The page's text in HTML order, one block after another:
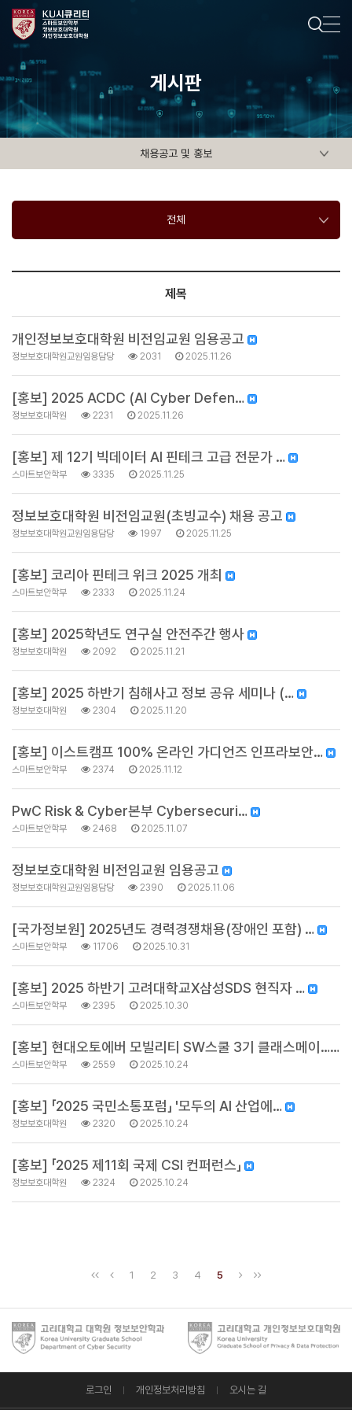
게시판
채용공고 및 홍보
전체
제목
개인정보보호대학원 비전임교원 임용공고
정보보호대학원교원임용담당 2031 2025.11.26
[홍보] 2025 ACDC (AI Cyber Defen…
정보보호대학원 2231 2025.11.26
[홍보] 제 12기 빅데이터 AI 핀테크 고급 전문가 …
스마트보안학부 3335 2025.11.25
정보보호대학원 비전임교원(초빙교수) 채용 공고
정보보호대학원교원임용담당 1997 2025.11.25
[홍보] 코리아 핀테크 위크 2025 개최
스마트보안학부 2333 2025.11.24
[홍보] 2025학년도 연구실 안전주간 행사
정보보호대학원 2092 2025.11.21
[홍보] 2025 하반기 침해사고 정보 공유 세미나 (…
정보보호대학원 2304 2025.11.20
[홍보] 이스트캠프 100% 온라인 가디언즈 인프라보안…
스마트보안학부 2374 2025.11.12
PwC Risk & Cyber본부 Cybersecuri…
스마트보안학부 2468 2025.11.07
정보보호대학원 비전임교원 임용공고
정보보호대학원교원임용담당 2390 2025.11.06
[국가정보원] 2025년도 경력경쟁채용(장애인 포함) …
스마트보안학부 11706 2025.10.31
[홍보] 2025 하반기 고려대학교X삼성SDS 현직자 …
스마트보안학부 2395 2025.10.30
[홍보] 현대오토에버 모빌리티 SW스쿨 3기 클래스메이…
스마트보안학부 2559 2025.10.24
[홍보] 「2025 국민소통포럼」 '모두의 AI 산업에…
정보보호대학원 2320 2025.10.24
[홍보] 「2025 제11회 국제 CSI 컨퍼런스」
정보보호대학원 2324 2025.10.24
1 2 3 4 5
로그인 개인정보처리방침 오시는 길